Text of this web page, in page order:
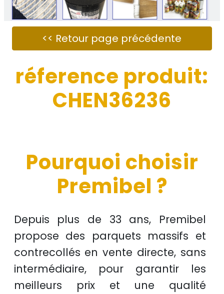
réference produit:
CHEN36236
Pourquoi choisir
Premibel ?
Depuis plus de 33 ans, Premibel
propose des parquets massifs et
contrecollés envente directe, sans
intermédiaire, pour garantir les
meilleurs prixet une qualité